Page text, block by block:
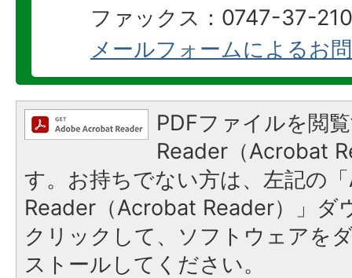
ファックス：0747-37-
メールフォームによるお
PDFファイルを閲
Reader（Acrobat
す。お持ちでない方は、左記の
Reader（Acrobat Reader）」ダ
クリックして、ソフトウェアを
ストールしてください。